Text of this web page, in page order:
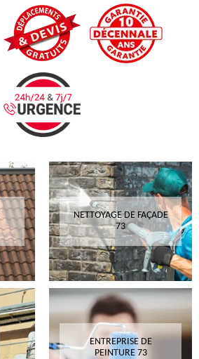
NETTOYAGE DE FAÇADE
73
ENTREPRISE DE
PEINTURE 73